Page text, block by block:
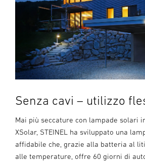
Senza cavi – utilizzo
Mai più seccature con lampade solari
XSolar, STEINEL ha sviluppato una
affidabile che, grazie alla batteria al
alle temperature, offre 60 giorni di